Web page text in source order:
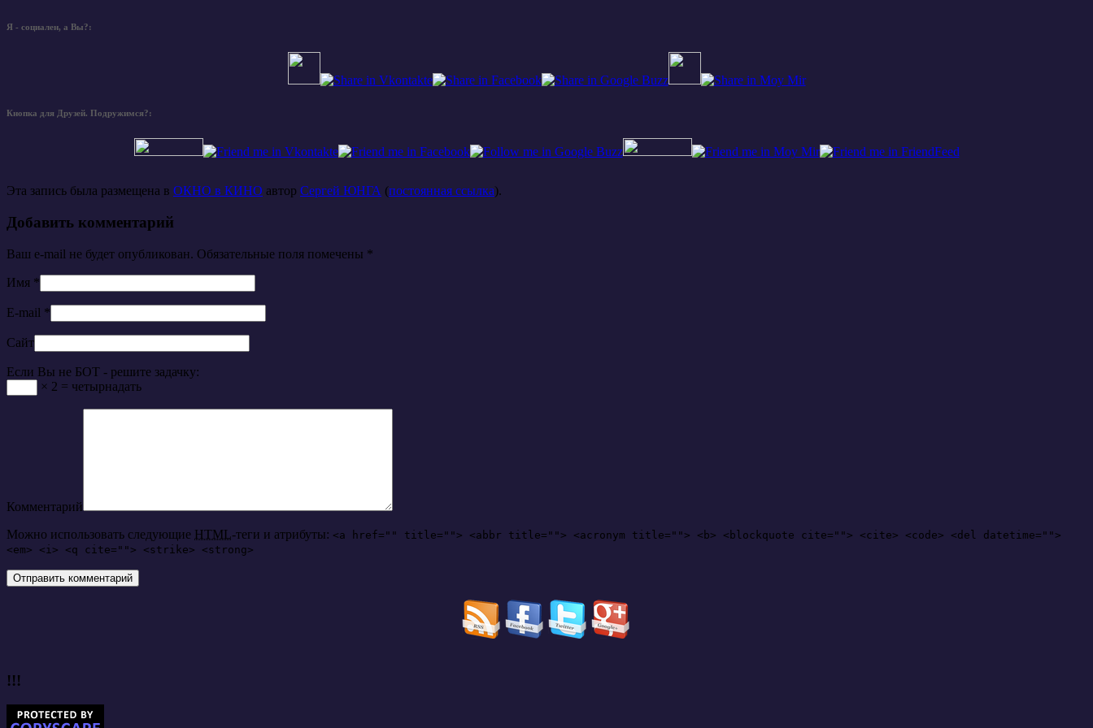
Я - социален, а Вы?:
Кнопка для Друзей. Подружимся?:
Эта запись была размещена в ОКНО в КИНО автор Сергей ЮНГА (постоянная ссылка).
Добавить комментарий
Ваш e-mail не будет опубликован. Обязательные поля помечены *
Имя *
E-mail *
Сайт
Если Вы не БОТ - решите задачку:
× 2 = четырнадать
Комментарий
Можно использовать следующие HTML-теги и атрибуты: <a href="" title=""> <abbr title=""> <acronym title=""> <b> <blockquote cite=""> <cite> <code> <del datetime="">
<em> <i> <q cite=""> <strike> <strong>
!!!